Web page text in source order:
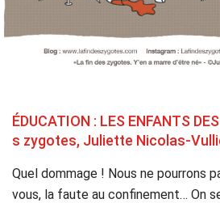
ÉDUCATION : LES ENFANTS
s zygotes, Juliette Nicolas-
Quel dommage ! Nous ne pourrons
vous, la faute au confinement… On